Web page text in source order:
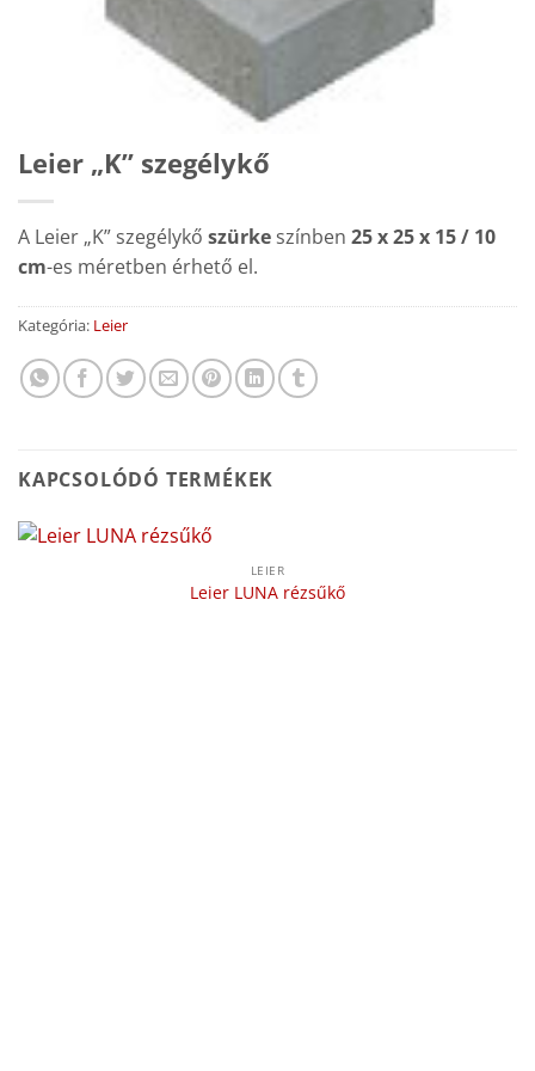
Leier „K” szegélykő
A Leier „K” szegélykő szürke színben 25 x 25 x 15 / 10
cm-es méretben érhető el.
Kategória: Leier
KAPCSOLÓDÓ TERMÉKEK
LEIER
Leier LUNA rézsűkő